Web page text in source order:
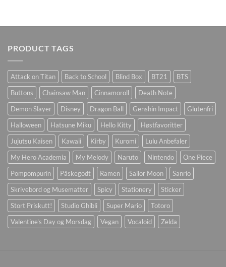
PRODUCT TAGS
Attack on Titan Back to School Blind Box BT21
BTS
Buttons
Chainsaw Man Cinnamoroll
Death Note
Demon Slayer
Disney Dragon Ball Genshin Impact
Glutenfri
Halloween
Hatsune Miku Hello Kitty
Høstfavoritter
Jujutsu Kaisen
Kawaii Kirby Kuromi
Lulu Anbefaler
My Hero Academia
My Melody Naruto Nintendo
One Piece
Pompompurin
Påskegodt Ramen Sailor Moon
Sanrio
Skrivebord og Musematter
Spicy Stationery
Sticker
Stort Priskutt!
Studio Ghibli Super Mario
Totoro
Valentine's Day og Morsdag
Vegan Vocaloid Zelda